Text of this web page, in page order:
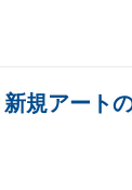
規アート